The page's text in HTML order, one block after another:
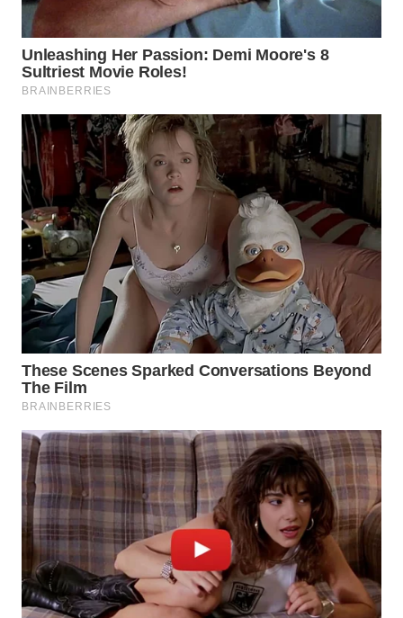
WAHANA
TRAVEL
WAHANA
TV
WAHANANEWS
ID
WAHANANEWS
CO ID
WAHANANEWS
NET
WAHANA
SPORT
WAHANA
UMKM
WAHANA
SELEB
WAHANA
PERSONA